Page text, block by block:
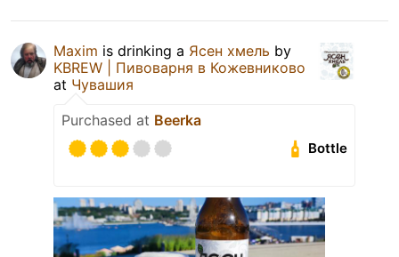
Maxim is drinking a Ясен хмель by
KBREW | Пивоварня в Кожевниково
at Чувашия
Purchased at Beerka
Bottle